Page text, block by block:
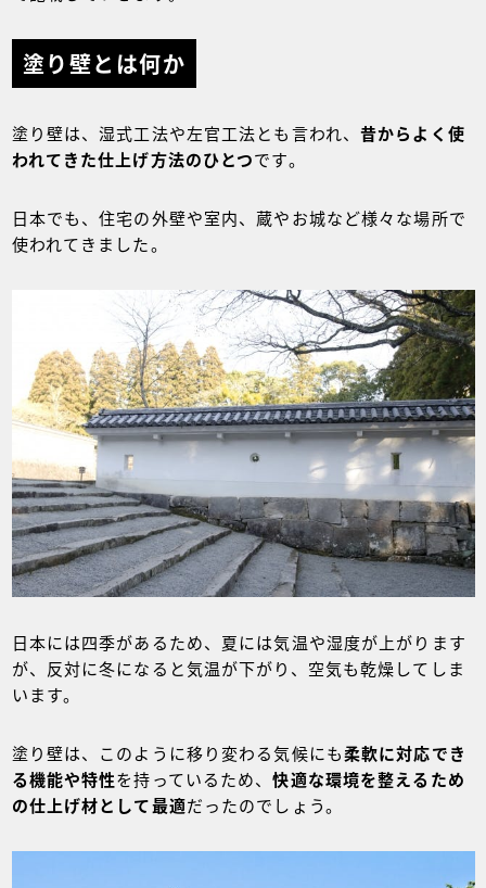
塗り壁とは何か
塗り壁は、湿式工法や左官工法とも言われ、 昔からよく使
われてきた仕上げ方法のひとつです。
日本でも、住宅の外壁や室内、蔵やお城など様々な場所で
使われてきました。
日本には四季があるため、夏には気温や湿度が上がります
が、反対に冬になると気温が下がり、空気も乾燥してしま
います。
塗り壁は、このように移り変わる気候にも柔軟に対応でき
る機能や特性を持っているため、快適な環境を整えるため
の仕上げ材として最適だったのでしょう。